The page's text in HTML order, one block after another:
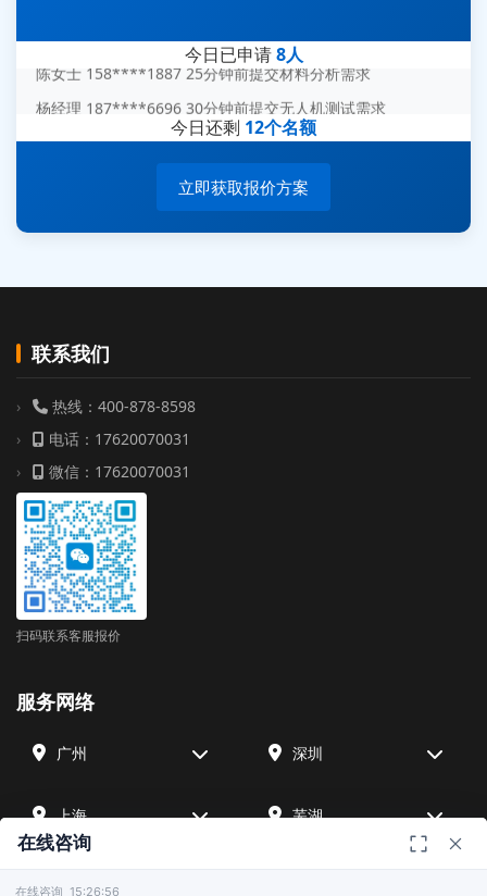
今日已申请8人
陈女士 158****1887 25分钟前提交材料分析需求
周总 136****0539 35分钟前提交机器人测试需求
今日还剩 12个名额
立即获取报价方案
联系我们
热线：400-878-8598
电话：17620070031
微信：17620070031
扫码联系客服报价
服务网络
广州 深圳
上海 芜湖
在线咨询
在线咨询 15:26:56